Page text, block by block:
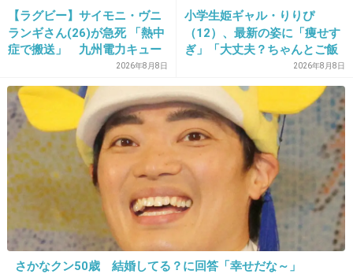
私は長女だけど母親似です。
父に似てると言われたことは一度もありません。
-0
20. 匿名 2019/01/08(火) 20:17:44
兄は母に似てめっちゃイケメンなんですが、、、、
私は、、、
+1
【ラグビー】サイモニ・ヴニ
ランギさん(26)が急死 「熱中
症で搬送」 九州電力キュー
デンヴォルテクスで練習中
2026年8月8日
小学生姫ギャル・りりぴ
（12）、最新の姿に「痩せす
ぎ」「大丈夫？ちゃんとご飯
食べてね」など心配の声2026年8月8日
さかなクン50歳 結婚してる？に回答「幸せだな～」